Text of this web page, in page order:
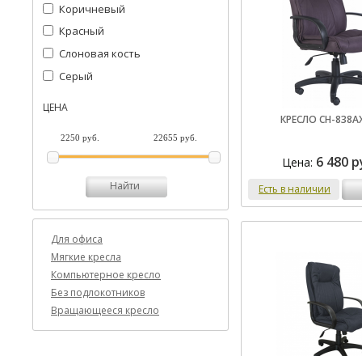
Коричневый
Красный
Слоновая кость
Серый
ЦЕНА
Найти
Для офиса
Мягкие кресла
Компьютерное кресло
Без подлокотников
Вращающееся кресло
КРЕСЛО CH-
Цена: 6 480
Есть в наличии